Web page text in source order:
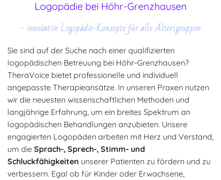
Logopädie bei Höhr-Grenzhausen
- innovative Logopädie-Konzepte für alle Altersgruppen
Sie sind auf der Suche nach einer qualifizierten
logopädischen Betreuung bei Höhr-Grenzhausen?
TheraVoice bietet professionelle und individuell
angepasste Therapieansätze. In unseren Praxen nutzen
wir die neuesten wissenschaftlichen Methoden und
langjährige Erfahrung, um ein breites Spektrum an
logopädischen Behandlungen anzubieten. Unsere
engagierten Logopäden arbeiten mit Herz und Verstand,
um die Sprach-, Sprech-, Stimm- und
Schluckfähigkeiten unserer Patienten zu fördern und zu
verbessern. Egal ob für Kinder oder Erwachsene,